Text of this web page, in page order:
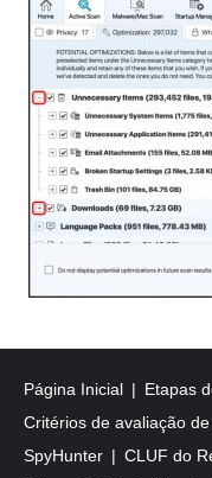
Página Inicial
Etapas
Critérios de avaliação
SpyHunter
CLUF do